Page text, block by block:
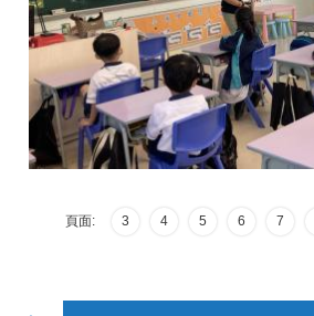
頁面: 3 4 5 6 7